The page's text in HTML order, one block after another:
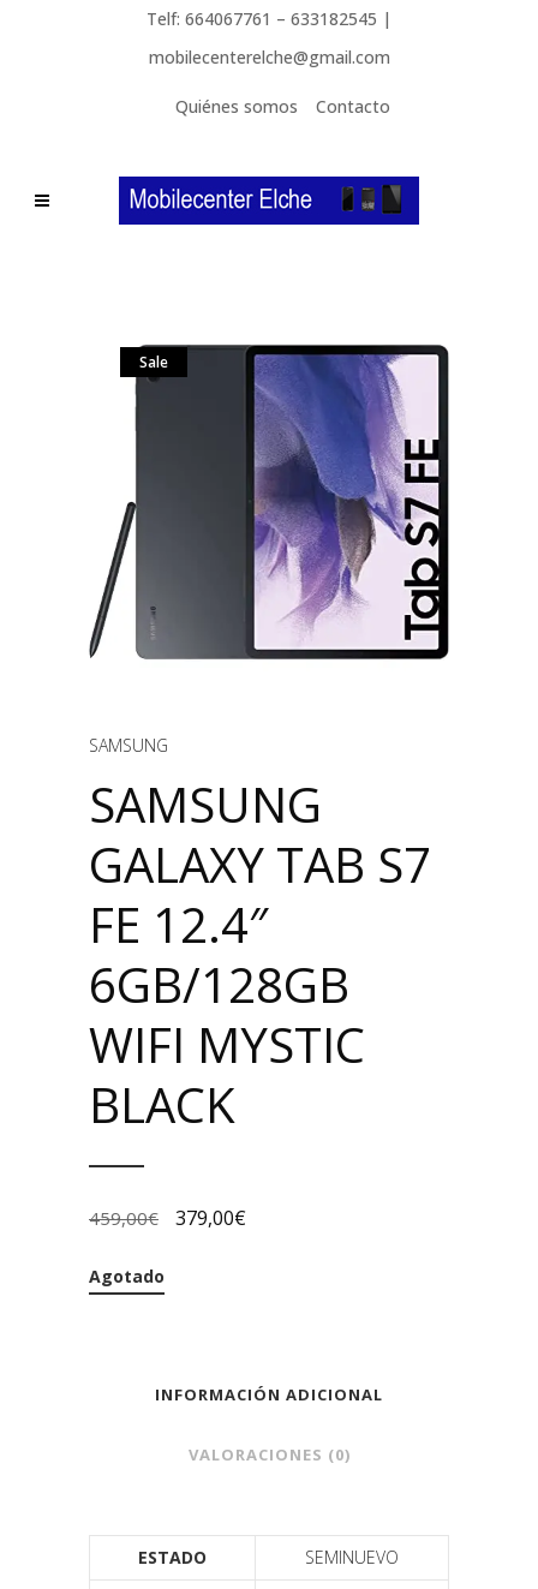
Telf: 664067761 – 633182545 |
mobilecenterelche@gmail.com
Quiénes somos Contacto
Sale
SAMSUNG
SAMSUNG
GALAXY TAB S7
FE 12.4″
6GB/128GB
WIFI MYSTIC
BLACK
459,00€ 379,00€
Agotado
INFORMACIÓN ADICIONAL
VALORACIONES (0)
ESTADO
SEMINUEVO